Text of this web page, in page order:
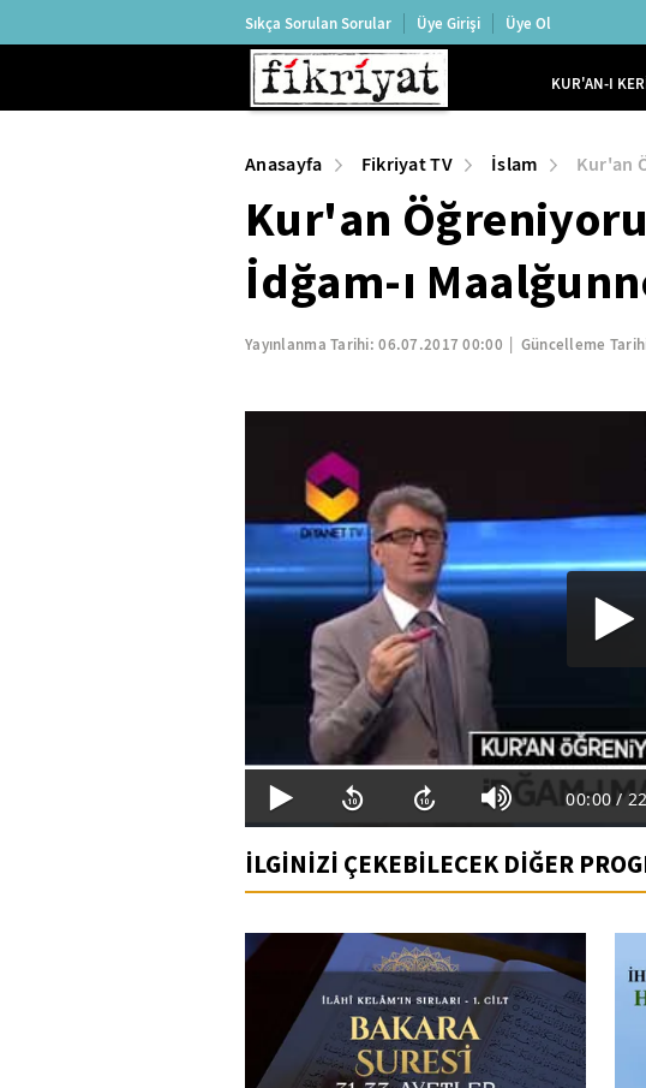
Sıkça Sorulan Sorular Üye Girişi Üye Ol
KUR'AN-I
Anasayfa Fikriyat TV İslam Kur'an
Kur'an
İdğam-ı
Yayınlanma Tarihi:06.07.2017 00:00 Güncelleme
00:00 /
İLGİNİZİ ÇEKEBİLECEK DİĞER